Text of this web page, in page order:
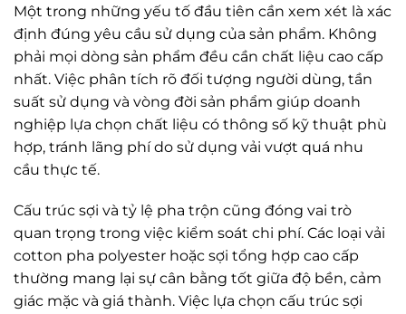
Một trong những yếu tố đầu tiên cần xem xét là xác
định đúng yêu cầu sử dụng của sản phẩm. Không
phải mọi dòng sản phẩm đều cần chất liệu cao cấp
nhất. Việc phân tích rõ đối tượng người dùng, tần
suất sử dụng và vòng đời sản phẩm giúp doanh
nghiệp lựa chọn chất liệu có thông số kỹ thuật phù
hợp, tránh lãng phí do sử dụng vải vượt quá nhu
cầu thực tế.
Cấu trúc sợi và tỷ lệ pha trộn cũng đóng vai trò
quan trọng trong việc kiểm soát chi phí. Các loại vải
cotton pha polyester hoặc sợi tổng hợp cao cấp
thường mang lại sự cân bằng tốt giữa độ bền, cảm
giác mặc và giá thành. Việc lựa chọn cấu trúc sợi